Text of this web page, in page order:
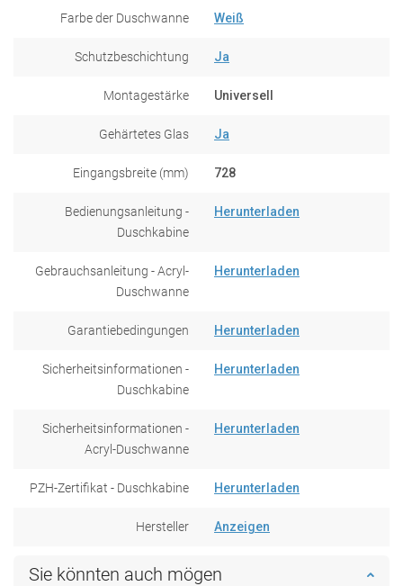
Farbe der Duschwanne Weiß
Schutzbeschichtung Ja
Montagestärke Universell
Gehärtetes Glas Ja
Eingangsbreite (mm) 728
Bedienungsanleitung -
Duschkabine
Herunterladen
Gebrauchsanleitung - Acryl-
Duschwanne
Herunterladen
Garantiebedingungen Herunterladen
Sicherheitsinformationen -
Duschkabine
Herunterladen
Sicherheitsinformationen -
Acryl-Duschwanne
Herunterladen
PZH-Zertifikat - Duschkabine Herunterladen
Hersteller Anzeigen
Sie könnten auch mögen